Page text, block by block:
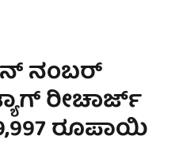
ನಂಬರ್
ರೀಚಾರ್ಜ್
ರೂಪಾಯಿ